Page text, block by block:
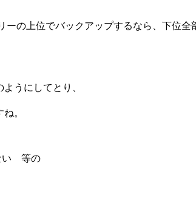
ーの上位でバックアップするなら、下位
うにしてとり、
。
い 等の